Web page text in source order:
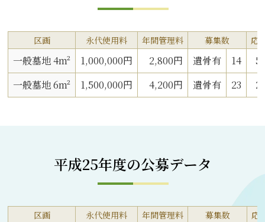
区画 永代使用料 年間管理料 募集数 応
一般墓地 4m² 1,000,000円 2,800円 遺骨有 14
一般墓地 6m²
1,500,000円 4,200円 遺骨有 23
平成25年度の公募データ
区画 永代使用料 年間管理料 募集数 応